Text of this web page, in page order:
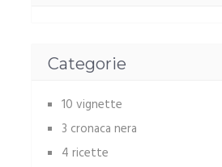
Categorie
10 vignette
3 cronaca nera
4 ricette